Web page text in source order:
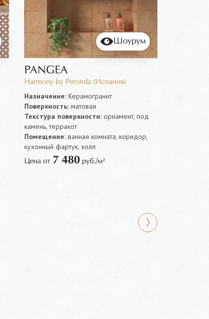
Шоурум
PANGEA
Harmony by Peronda (Испания)
Назначение: Керамогранит
Поверхность: матовая
Текстура поверхности: орнамент, под
камень, терракот
Помещение: ванная комната, коридор,
кухонный фартук, холл
Цена от 7 480 руб./м²